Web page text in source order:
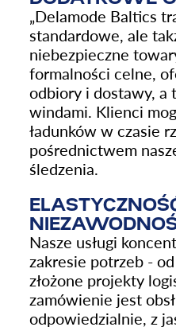
„Delamode Baltics
standardowe, ale
niebezpieczne
formalności celne,
odbiory i dostawy, a
windami. Klienci
ładunków w czasie
pośrednictwem
śledzenia.
Nasze usługi
zakresie potrzeb -
złożone projekty
zamówienie jest
odpowiedzialnie, z